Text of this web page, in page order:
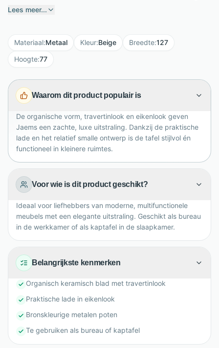
met de lade in eikenlook en slanke, bronskleurige
comfortabele werkruimte zonder massief te ogen. De
praktische lade houdt make-up, accessoires en
duurzame, onderhoudsvriendelijke blad is de tafel
geschikt voor dagelijks gebruik. De zachte beige tint
moderne, minimalistische en hotel-chique interieurs,
zowel in de slaapkamer als werkkamer in huis.
Lees meer...
Materiaal:Metaal Kleur:Beige Breedte:127
Hoogte:77
Waarom dit product populair is
De organische vorm, travertinlook en eikenlook geven
Jaems een zachte, luxe uitstraling. Dankzij de praktische
lade en het relatief smalle ontwerp is de tafel stijlvol én
functioneel in kleinere ruimtes.
Voor wie is dit product geschikt?
Ideaal voor liefhebbers van moderne, multifunctionele
meubels met een elegante uitstraling. Geschikt als bureau
in de werkkamer of als kaptafel in de slaapkamer.
Belangrijkste kenmerken
Organisch keramisch blad met travertinlook
Praktische lade in eikenlook
Bronskleurige metalen poten
Te gebruiken als bureau of kaptafel